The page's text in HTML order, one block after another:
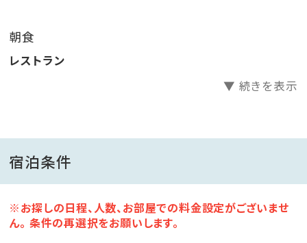
※飲み放題は90分の時間制となりますが、
食事会場の都合上（21：00終了)、
20:00スタートの場合は60分となります。
ほかほかご飯にお味噌汁、卵焼き。
鹿児島名産のさつま揚げや、山川漬けなど、なぜかホッ
とする和食をお楽しみください。
朝食
レストラン
▼ 続きを表示
宿泊条件
※お探しの日程、人数、お部屋での料金設定がございませ
ん。 条件の再選択をお願いします。